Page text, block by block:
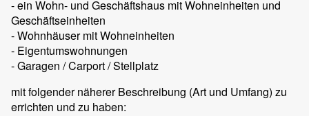
- ein Wohn- und Geschäftshaus mitWohneinheiten und
Geschäftseinheiten
-Wohnhäuser mitWohneinheiten
- Eigentumswohnungen
- Garagen / Carport / Stellplatz
mit folgender näherer Beschreibung (Art und Umfang) zu
errichten und zu haben: